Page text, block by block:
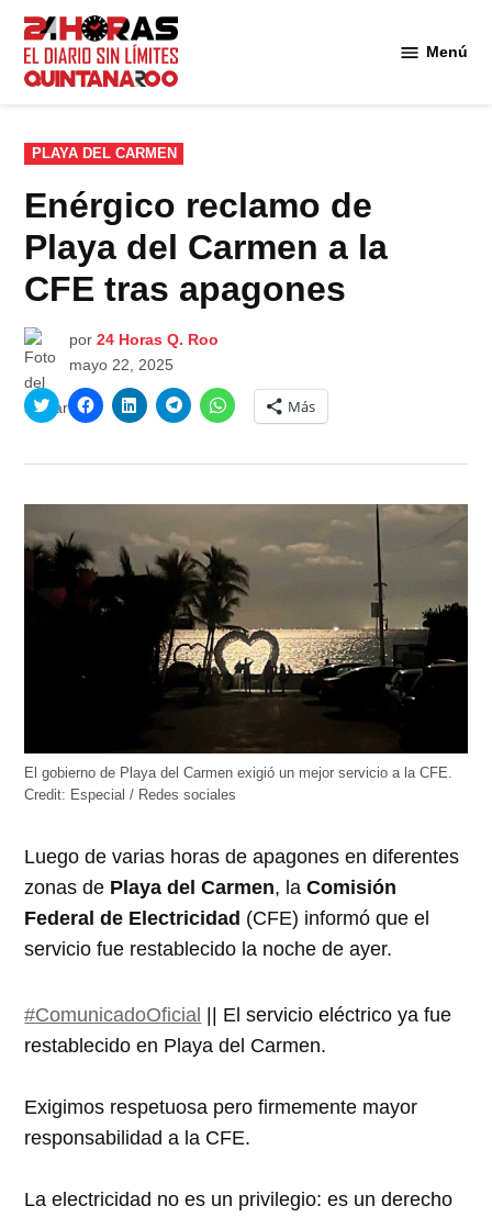
Saltar
contenido
Menú
PUBLICADO
EN
PLAYA DEL CARMEN
Enérgico reclamo de
Playa del Carmen a la
CFE tras apagones
por 24 Horas Q. Roo
mayo 22, 2025
Haz
clic
en
abre
una
ventana
nueva)
Haz
clic
en
abre
ventana
nueva)
Haz
clic
en
abre
ventana
nueva)
Haz
clic
en
abre
ventana
nueva)
Haz
clic
para
en
abre
ventana
nueva)
Más
El gobierno de Playa del Carmen exigió un mejor servicio a la CFE.
Credit: Especial / Redes sociales
Luego de varias horas de apagones en diferentes
zonas de Playa del Carmen, laComisión
Federal de Electricidad (CFE) informó que el
servicio fue restablecido la noche de ayer.
#ComunicadoOficial || El servicio eléctrico ya fue
restablecido en Playa del Carmen.
Exigimos respetuosa pero firmemente mayor
responsabilidad a la CFE.
La electricidad no es un privilegio: es un derecho